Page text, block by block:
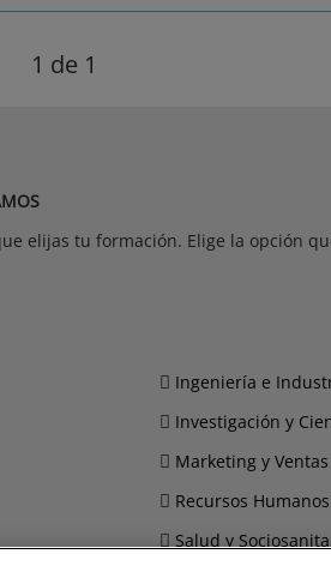
1 de 1
elijas tu formación. Elige la opción
Ingeniería e
Investigación y
Marketing y Ventas
Recursos Humanos
Salud y